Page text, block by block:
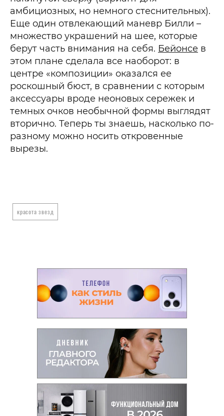
амбициозных, но немного стеснительных).
Еще один отвлекающий маневр Билли –
множество украшений на шее, которые
берут часть внимания на себя. Бейонсе в
этом плане сделала все наоборот: в
центре «композиции» оказался ее
роскошный бюст, в сравнении с которым
аксессуары вроде неоновых сережек и
темных очков необычной формы выглядят
вторично. Теперь ты знаешь, насколько по-
разному можно носить откровенные
вырезы.
красота звезд